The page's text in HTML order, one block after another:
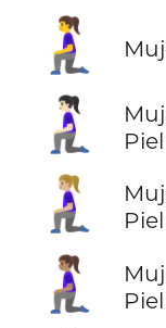
🧎‍♀️
🧎🏻‍♀️
🧎🏼‍♀️
🧎🏽‍♀️